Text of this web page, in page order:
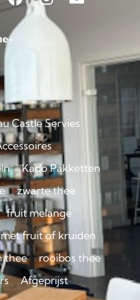
Castle Servies
Kado Pakketten
zwarte thee
fruit melange
fruit of kruiden
thee
rooibos thee
Afgeprijst